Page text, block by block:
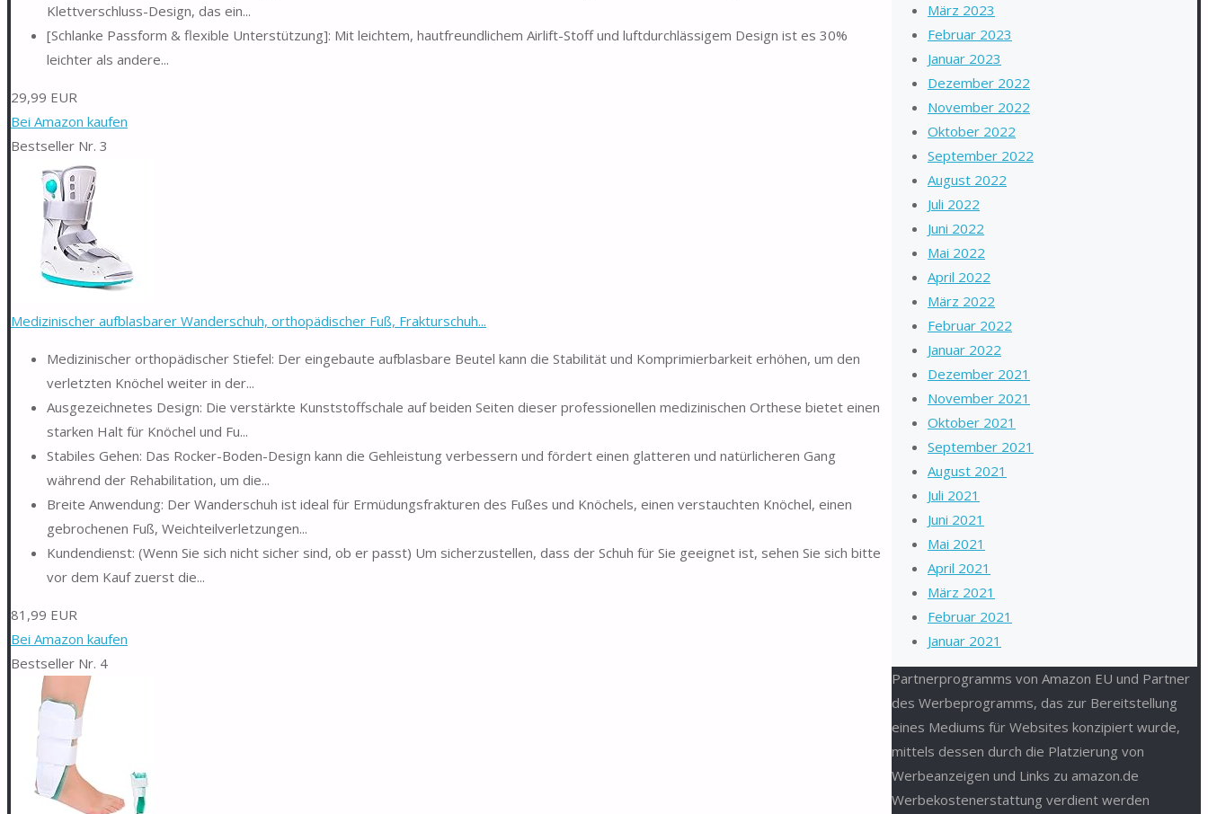
Klettverschluss-Design, das ein...
[Schlanke Passform & flexible Unterstützung]: Mit leichtem, hautfreundlichem Airlift-Stoff und luftdurchlässigem Design ist es 30%
leichter als andere...
29,99 EUR
Bei Amazon kaufen
Bestseller Nr. 3
Medizinischer aufblasbarer Wanderschuh, orthopädischer Fuß, Frakturschuh...
Medizinischer orthopädischer Stiefel: Der eingebaute aufblasbare Beutel kann die Stabilität und Komprimierbarkeit erhöhen, um den
verletzten Knöchel weiter in der...
Ausgezeichnetes Design: Die verstärkte Kunststoffschale auf beiden Seiten dieser professionellen medizinischen Orthese bietet einen
starken Halt für Knöchel und Fu...
Stabiles Gehen: Das Rocker-Boden-Design kann die Gehleistung verbessern und fördert einen glatteren und natürlicheren Gang
während der Rehabilitation, um die...
Breite Anwendung: Der Wanderschuh ist ideal für Ermüdungsfrakturen des Fußes und Knöchels, einen verstauchten Knöchel, einen
gebrochenen Fuß, Weichteilverletzungen...
Kundendienst: (Wenn Sie sich nicht sicher sind, ob er passt) Um sicherzustellen, dass der Schuh für Sie geeignet ist, sehen Sie sich bitte
vor dem Kauf zuerst die...
81,99 EUR
Bei Amazon kaufen
Bestseller Nr. 4
März 2023
Februar 2023
Januar 2023
Dezember 2022
November 2022
Oktober 2022
September 2022
August 2022
Juli 2022
Juni 2022
Mai 2022
April 2022
März 2022
Februar 2022
Januar 2022
Dezember 2021
November 2021
Oktober 2021
September 2021
August 2021
Juli 2021
Juni 2021
Mai 2021
April 2021
März 2021
Februar 2021
Januar 2021
Partnerprogramms von Amazon EU und Partner
des Werbeprogramms, das zur Bereitstellung
eines Mediums für Websites konzipiert wurde,
mittels dessen durch die Platzierung von
Werbeanzeigen und Links zu amazon.de
Werbekostenerstattung verdient werden